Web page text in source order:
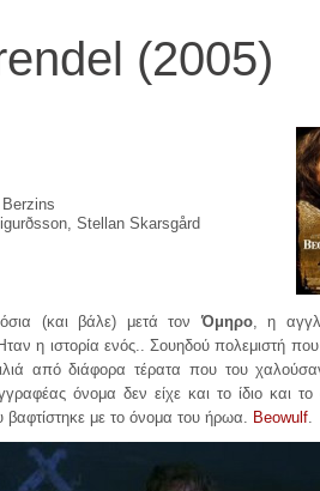
(2005)
Stellan Skarsgård
(και βάλε) μετά τον Όμηρο, η
η ιστορία ενός.. Σουηδού πολεμιστή
από διάφορα τέρατα που του χαλούσαν
όνομα δεν είχε και το ίδιο και το
βαφτίστηκε με το όνομα του ήρωα. Beowulf.